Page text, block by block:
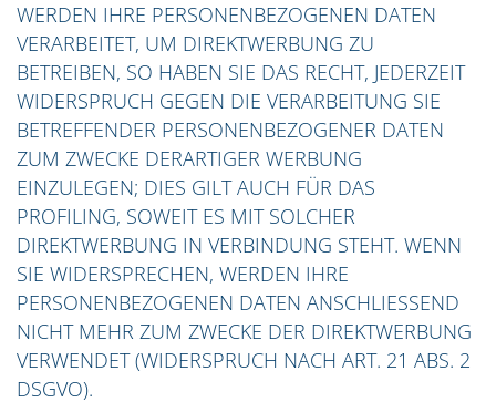
WERDEN IHRE PERSONENBEZOGENEN DATEN
VERARBEITET, UM DIREKTWERBUNG ZU
BETREIBEN, SO HABEN SIE DAS RECHT, JEDERZEIT
WIDERSPRUCH GEGEN DIE VERARBEITUNG SIE
BETREFFENDER PERSONENBEZOGENER DATEN
ZUM ZWECKE DERARTIGER WERBUNG
EINZULEGEN; DIES GILT AUCH FÜR DAS
PROFILING, SOWEIT ES MIT SOLCHER
DIREKTWERBUNG IN VERBINDUNG STEHT. WENN
SIE WIDERSPRECHEN, WERDEN IHRE
PERSONENBEZOGENEN DATEN ANSCHLIESSEND
NICHT MEHR ZUM ZWECKE DER DIREKTWERBUNG
VERWENDET (WIDERSPRUCH NACH ART. 21 ABS. 2
DSGVO).